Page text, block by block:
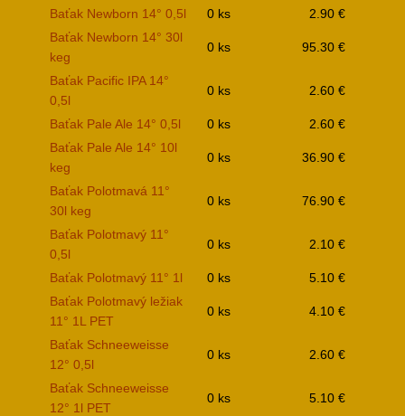
Baťak Newborn 14° 0,5l 0 ks
2.90 €
Baťak Newborn 14° 30l
keg
0 ks 95.30 €
Baťak Pacific IPA 14°
0,5l
0 ks 2.60 €
Baťak Pale Ale 14° 0,5l 0 ks
2.60 €
Baťak Pale Ale 14° 10l
keg
0 ks 36.90 €
Baťak Polotmavá 11°
30l keg
0 ks 76.90 €
Baťak Polotmavý 11°
0,5l
0 ks 2.10 €
Baťak Polotmavý 11° 1l 0 ks
5.10 €
Baťak Polotmavý ležiak
11° 1L PET
0 ks 4.10 €
Baťak Schneeweisse
12° 0,5l
0 ks 2.60 €
Baťak Schneeweisse
12° 1l PET
0 ks 5.10 €